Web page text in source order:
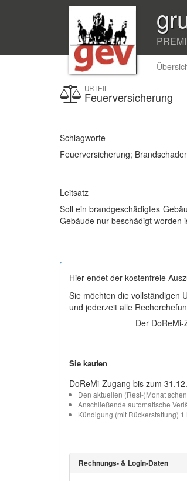
URTEIL
Feuerversicherung
Schlagworte
Feuerversicherung;
Leitsatz
Soll ein brandgeschädigtes
Gebäude nur beschädigt worden
Hier endet der kostenfreie
Sie möchten die vollständigen
und jederzeit alle
Der
Sie kaufen
DoReMi-Zugang bis zum
Den aktuellen (Rest-)Monat
Anschließende automatische
Kündigung (mit Rückerstattung)
Rechnungs- & Login-Daten